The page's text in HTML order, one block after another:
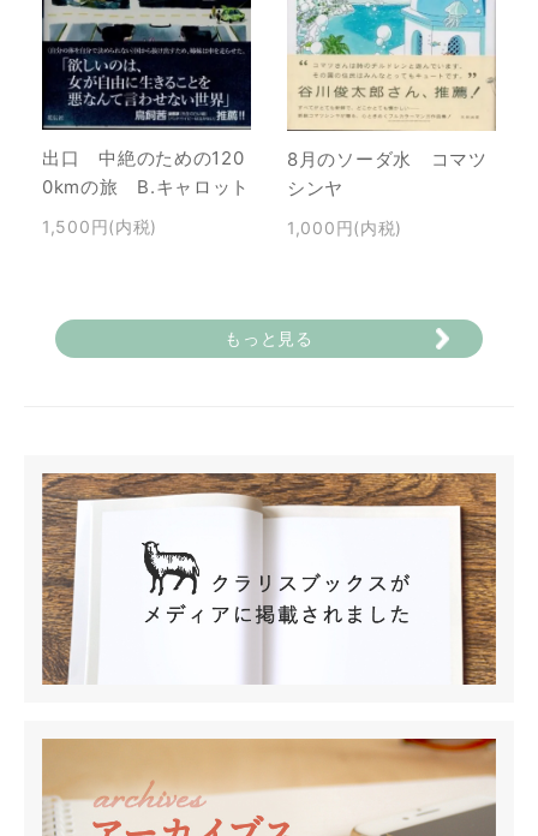
出口 中絶のための120
0kmの旅 B.キャロット
1,500円(内税)
8月のソーダ水 コマツ
シンヤ
1,000円(内税)
もっと見る